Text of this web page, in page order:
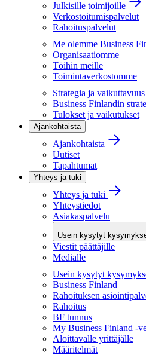
Julkisille toimijoille
Verkostoitumispalvelut
Rahoituspalvelut
Me olemme Business
Organisaatiomme
Töihin meille
Toimintaverkostomme
Strategia ja vaikuttavuus
Business Finlandin
Tulokset ja vaikutukset
Ajankohtaista
Ajankohtaista
Uutiset
Tapahtumat
Yhteys ja tuki
Yhteys ja tuki
Yhteystiedot
Asiakaspalvelu
Usein kysytyt
Viestit päättäjille
Medialle
Usein kysytyt
Business Finland
Rahoituksen
Rahoitus
BF tunnus
My Business Finland -
Aloittavalle yrittäjälle
Määritelmät